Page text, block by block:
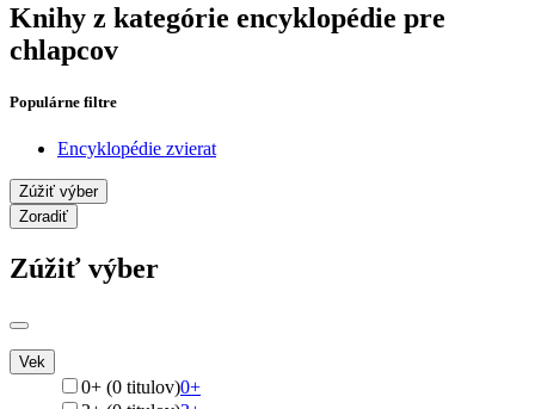
Knihy z kategórie encyklopédie pre
chlapcov
Populárne filtre
Encyklopédie zvierat
Zúžiť výber
Zoradiť
Zúžiť výber
Vek
0+ (0 titulov)0+